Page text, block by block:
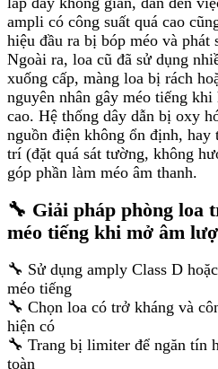
ampli có công suất quá cao
hiệu đầu ra bị bóp méo và
Ngoài ra, loa cũ đã sử dụng
xuống cấp, màng loa bị rách
nguyên nhân gây méo tiếng
cao. Hệ thống dây dẫn bị oxy
nguồn điện không ổn định,
trí (đặt quá sát tường, không
góp phần làm méo âm thanh.
🔧 Giải pháp phòng loa
méo tiếng khi mở âm
🔧 Sử dụng amply Class D
méo tiếng
🔧 Chọn loa có trở kháng và
hiện có
🔧 Trang bị limiter để ngăn tín
toàn